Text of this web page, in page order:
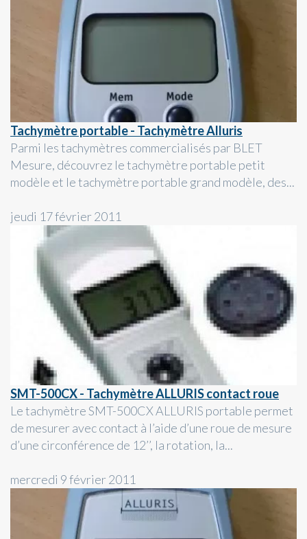
Tachymètre portable - Tachymètre Alluris
Parmi les tachymètres commercialisés par BLET
Mesure, découvrez le tachymètre portable petit
modèle et le tachymètre portable grand modèle, des...
jeudi 17 février 2011
SMT-500CX - Tachymètre ALLURIS contact roue
Le tachymètre SMT-500CX ALLURIS portable permet
de mesurer avec contact à l’aide d’une roue de mesure
d’une circonférence de 12’’, la rotation, la...
mercredi 9 février 2011